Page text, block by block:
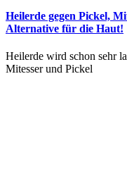
Heilerde gegen Pickel,
Alternative für die Haut!
Heilerde wird schon sehr
Mitesser und Pickel